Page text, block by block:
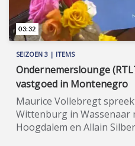
SEIZOEN 3 | ITEMS
Ondernemerslounge
vastgoed in Montenegro
Maurice Vollebregt
Wittenburg in Wassenaar
Hoogdalem en Allain
03:32